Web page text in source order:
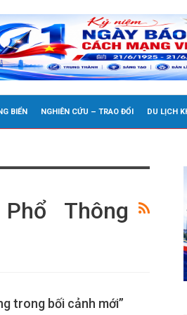
BIỂN NGHIÊN CỨU – TRAO ĐỔI DU LỊCH
Thông
trong bối cảnh mới”